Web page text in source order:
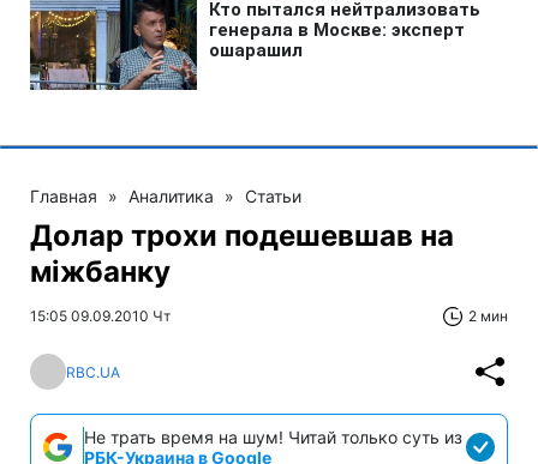
Главная » Аналитика » Статьи
Долар трохи подешевшав на
міжбанку
15:05 09.09.2010 Чт 2 мин
RBC.UA
Не трать время на шум! Читай только суть из
РБК-Украина в Google